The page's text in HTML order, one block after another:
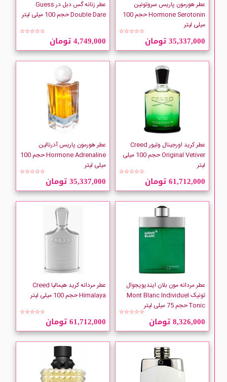
عطر هورمون پاریس سروتونین
Hormone Serotonin حجم 100
میلی لیتر
☆☆☆☆☆
35,337,000 تومان
عطر زنانه گس دبل در Guess
Double Dare حجم 100 میلی لیتر
☆☆☆☆☆
4,749,000 تومان
عطر کرید اورجینال وتیور Creed
Original Vetiver حجم 100 میلی
لیتر
☆☆☆☆☆
61,712,000 تومان
عطر هورمون پاریس آدرنالین
Hormone Adrenaline حجم 100
میلی لیتر
☆☆☆☆☆
35,337,000 تومان
عطر مردانه مون بلان ایندیویجوال
تونیک Mont Blanc Individuel
Tonic حجم 75 میلی لیتر
☆☆☆☆☆
8,326,000 تومان
عطر مردانه کرید هیمالیا Creed
Himalaya حجم 100 میلی لیتر
☆☆☆☆☆
61,712,000 تومان